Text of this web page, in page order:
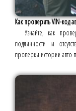
Как проверить VIN-код
Узнайте, как
подлинности и
проверки истории